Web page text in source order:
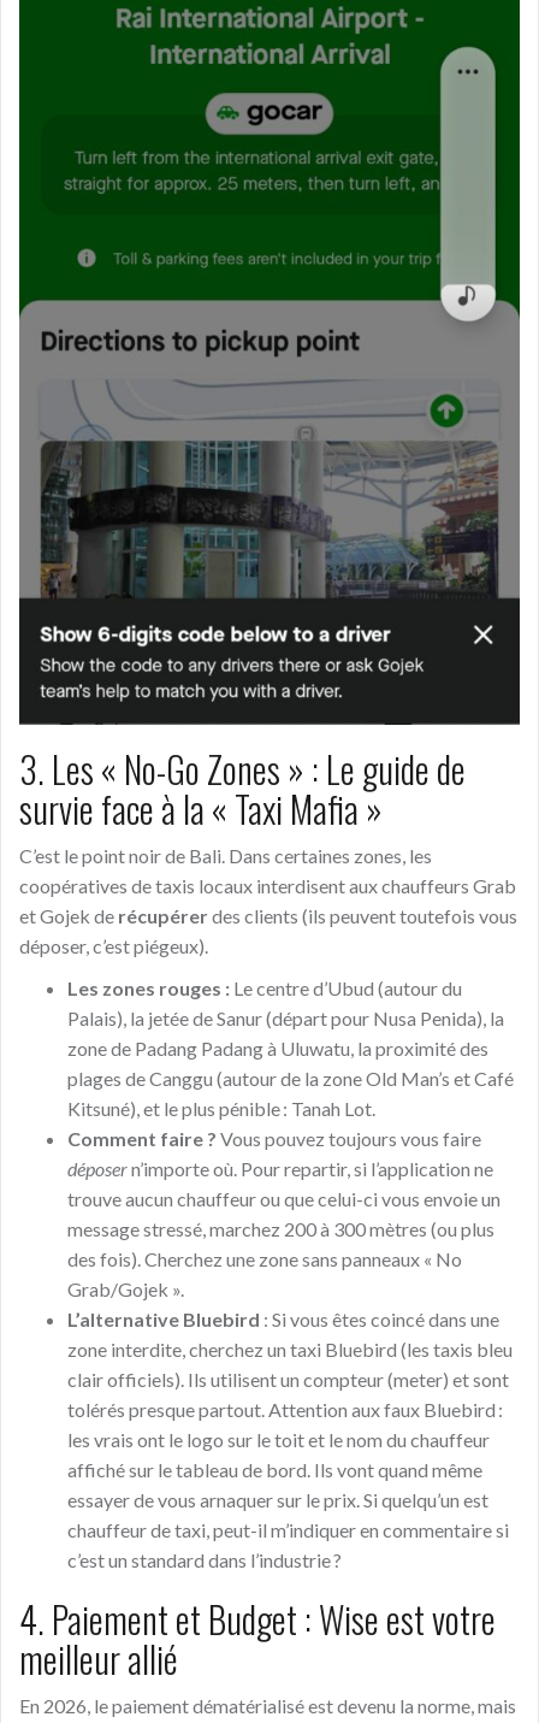
3. Les « No-Go Zones » : Le guide de
survie face à la « Taxi Mafia »
C’est le point noir de Bali. Dans certaines zones, les
coopératives de taxis locaux interdisent aux chauffeurs Grab
et Gojek de récupérerdes clients (ils peuvent toutefois vous
déposer, c’est piégeux).
Les zones rouges : Le centre d’Ubud (autour du
Palais), la jetée de Sanur (départ pour Nusa Penida), la
zone de Padang Padang à Uluwatu, la proximité des
plages de Canggu (autour de la zone Old Man’s et Café
Kitsuné), et le plus pénible : Tanah Lot.
Comment faire ? Vous pouvez toujours vous faire
déposern’importe où. Pour repartir, si l’application ne
trouve aucun chauffeur ou que celui-ci vous envoie un
message stressé, marchez 200 à 300 mètres (ou plus
des fois). Cherchez une zone sans panneaux « No
Grab/Gojek ».
L’alternative Bluebird : Si vous êtes coincé dans une
zone interdite, cherchez un taxi Bluebird (les taxis bleu
clair officiels). Ils utilisent un compteur (meter) et sont
tolérés presque partout. Attention aux faux Bluebird :
les vrais ont le logo sur le toit et le nom du chauffeur
affiché sur le tableau de bord. Ils vont quand même
essayer de vous arnaquer sur le prix. Si quelqu’un est
chauffeur de taxi, peut-il m’indiquer en commentaire si
c’est un standard dans l’industrie ?
4. Paiement et Budget : Wise est votre
meilleur allié
En 2026, le paiement dématérialisé est devenu la norme, mais